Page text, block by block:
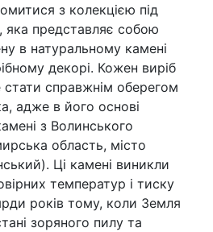
з колекцією під
яка представляє собою
в натуральному камені
декорі. Кожен виріб
стати справжнім оберегом
адже в його основі
з Волинського
область, місто
Ці камені виникли
температур і тиску
років тому, коли Земля
зоряного пилу та